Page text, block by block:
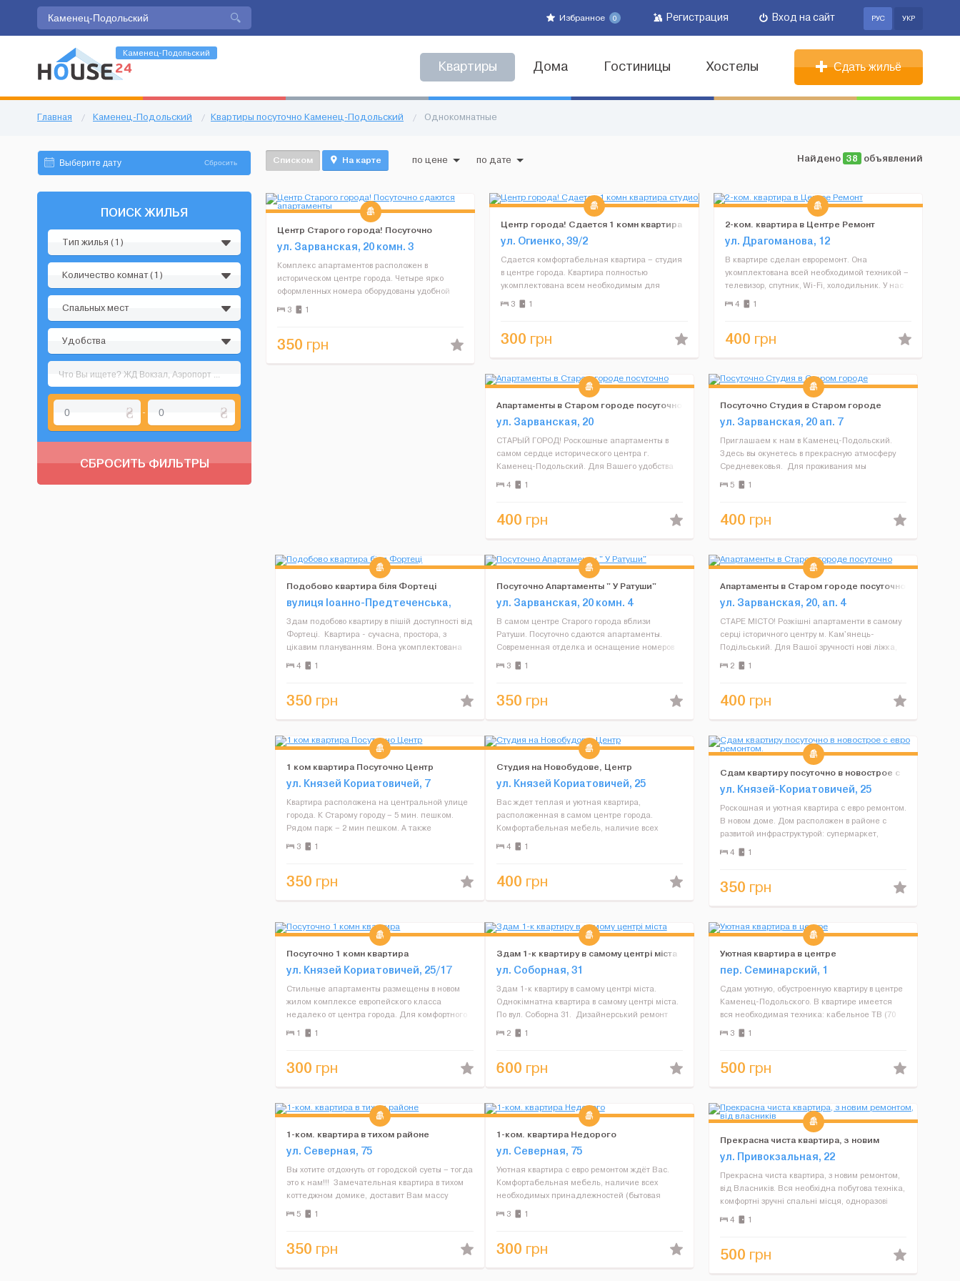
Избранное 0 Регистрация Вход на сайт РУС УКР
Каменец-Подольский
Квартиры Дома Гостиницы Хостелы Сдать жильё
Главная / Каменец-Подольский / Квартиры посуточно Каменец-Подольский / Однокомнатные
Сбросить
ПОИСК ЖИЛЬЯ
Тип жилья (1)
Количество комнат (1)
Спальных мест
Удобства
-
СБРОСИТЬ ФИЛЬТРЫ
Списком На карте по цене по дате Найдено 38 объявлений
Центр Старого города! Посуточно
сдаются апартаменты
ул. Зарванская, 20 комн. 3
Комплекс апартаментов расположен в
историческом центре города. Четыре ярко
оформленных номера оборудованы удобной
мебелью,LED телевизорами, бесплатным WI-FI,
спутниковым ТВ, собственной кухней и ванной
3 1
350 грн
Центр города! Сдается 1 комн квартира
студио
ул. Огиенко, 39/2
Сдается комфортабельная квартира – студия
в центре города. Квартира полностью
укомплектована всем необходимым для
комфортного, проживания – чистая постель,
банные принадлежности, необходимая
3 1
300 грн
2-ком. квартира в Центре Ремонт
ул. Драгоманова, 12
В квартире сделан евроремонт. Она
укомплектована всей необходимой техникой –
телевизор, спутник, Wi-Fi, холодильник. У нас
всегда тепло и есть горячая вода, так как
стоит инд. отопление. Также в наличии
4 1
400 грн
Апартаменты в Старом городе посуточно
ул. Зарванская, 20
СТАРЫЙ ГОРОД! Роскошные апартаменты в
самом сердце исторического центра г.
Каменец-Подольский. Для Вашего удобства
новые кровати, душевые кабины, плазменные
ТВ, Wi-Fi, микроволновки, эл.чайники, посуда,
4 1
400 грн
Посуточно Студия в Старом городе
ул. Зарванская, 20 ап. 7
Приглашаем к нам в Каменец-Подольский.
Здесь вы окунетесь в прекрасную атмосферу
Средневековья. Для проживания мы
предлагаем Вам уютные апартаменты. В
которых имеются – кровать, диван, обеденный
5 1
400 грн
Подобово квартира біля Фортеці
вулиця Іоанно-Предтеченська,
6/23
Здам подобово квартиру в пішій доступності від
Фортеці. Квартира - сучасна, простора, з
цікавим плануванням. Вона укомплектована
усім необхідним для комфортного
проживання. Також доступні безкоштовні
4 1
350 грн
Посуточно Апартаменты " У Ратуши"
ул. Зарванская, 20 комн. 4
В самом центре Старого города вблизи
Ратуши. Посуточно сдаются апартаменты.
Современная отделка и оснащение номеров
включает все необходимое для комфортного
семейного отдыха. Проживание от 2-4 чел. В
3 1
350 грн
Апартаменты в Старом городе посуточно
ул. Зарванская, 20, ап. 4
СТАРЕ МІСТО! Розкішні апартаменти в самому
серці історичного центру м. Кам'янець-
Подільський. Для Вашої зручності нові ліжка,
душові кабіни, плазмові ТВ, Wi-Fi,
мікрохвильовки, посуд, фен, праска, постільна
2 1
400 грн
1 ком квартира Посуточно Центр
ул. Князей Кориатовичей, 7
Квартира расположена на центральной улице
города. К Старому городу – 5 мин. пешком.
Рядом парк – 2 мин пешком. А также
пиццерии, суши-бар, стейк-хаус,
прод.магазины, остановка, рынок. В квартире
3 1
350 грн
Студия на Новобудове, Центр
ул. Князей Кориатовичей, 25
Вас ждет теплая и уютная квартира,
расположенная в самом центре города.
Комфортабельная мебель, наличие всех
необходимых принадлежностей (бытовая
техника, Wi-Fi, новая сантехника, ТВ,
сделае...
4 1
400 грн
Сдам квартиру посуточно в новострое с
евро ремонтом.
ул. Князей-Кориатовичей, 25
Роскошная и уютная квартира с евро ремонтом.
В новом доме. Дом расположен в районе с
развитой инфраструктурой: супермаркет,
продовольственный магазин, стоматологии,
медицинские центры, фитнесс клуб, гриль-
4 1
350 грн
Посуточно 1 комн квартира
ул. Князей Кориатовичей, 25/17
Стильные апартаменты размещены в новом
жилом комплексе европейского класса
недалеко от центра города. Для комфортного
проживания гостей апартаменты оснащены
современной кухней, предоставляется
1 1
300 грн
Здам 1-к квартиру в самому центрі міста
ул. Соборная, 31
Здам 1-к квартиру в самому центрі міста.
Однокімнатна квартира в самому центрі міста.
По вул. Соборна 31. Дизайнерський ремонт
2020 року. Є все необхідне. Велике
двоспальне ліжко, двоспальний розкладний
2 1
600 грн
Уютная квартира в центре
пер. Семинарский, 1
Сдам уютную, обустроенную квартиру в центре
Каменец-Подольского. В квартире имеется
вся необходимая техника: кабельное ТВ (70
см диагональ), с/м автомат, холодильник,
микроволновая печь, утюг, фен. Хороший
3 1
500 грн
1-ком. квартира в тихом районе
ул. Северная, 75
Вы хотите отдохнуть от городской суеты – тогда
это к нам!!! Замечательная квартира в тихом
коттеджном домике, доставит Вам массу
удовольствия! Комфортабельная мебель,
наличие всех необходимых принадлежностей
5 1
350 грн
1-ком. квартира Недорого
ул. Северная, 75
Уютная квартира с евро ремонтом ждёт Вас.
Комфортабельная мебель, наличие всех
необходимых принадлежностей (бытовая
техника, Wi-Fi, новая сантехника, ТВ,
постельные принадлежности и полотенца),
3 1
300 грн
Прекрасна чиста квартира, з новим
ремонтом, від власників
ул. Привокзальная, 22
Прекрасна чиста квартира, з новим ремонтом,
від Власників. Вся необхідна побутова техніка,
комфортні зручні спальні місця, одноразові
засоби гігієни, якісна постіль та рушники. Wi-
Fi, чиста новобудова, доглянутий двір, у двор...
4 1
500 грн